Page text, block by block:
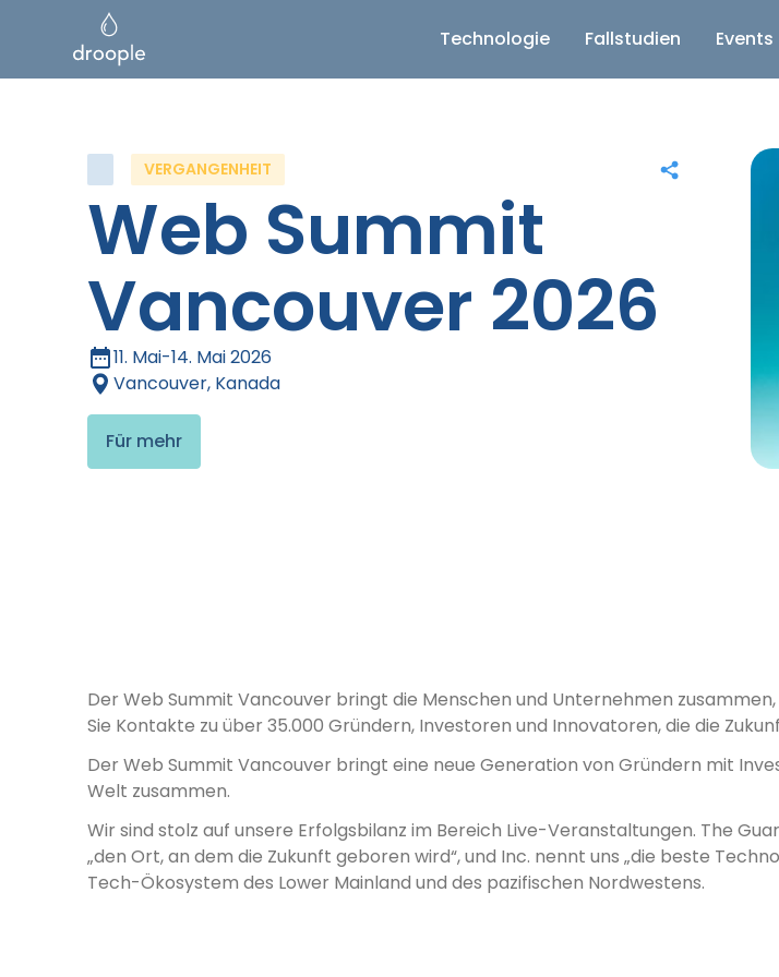
Technologie Fallstudien Events
VERGANGENHEIT
Web Summit
Vancouver 2026
11. Mai-14. Mai 2026
Vancouver, Kanada
Für mehr
Der Web Summit Vancouver bringt die Menschen und Unternehmen
Sie Kontakte zu über 35.000 Gründern, Investoren und Innovatoren, die die
Der Web Summit Vancouver bringt eine neue Generation von Gründern mit
Welt zusammen.
Wir sind stolz auf unsere Erfolgsbilanz im Bereich Live-Veranstaltungen. The
„den Ort, an dem die Zukunft geboren wird“, und Inc. nennt uns „die beste
Tech-Ökosystem des Lower Mainland und des pazifischen Nordwestens.